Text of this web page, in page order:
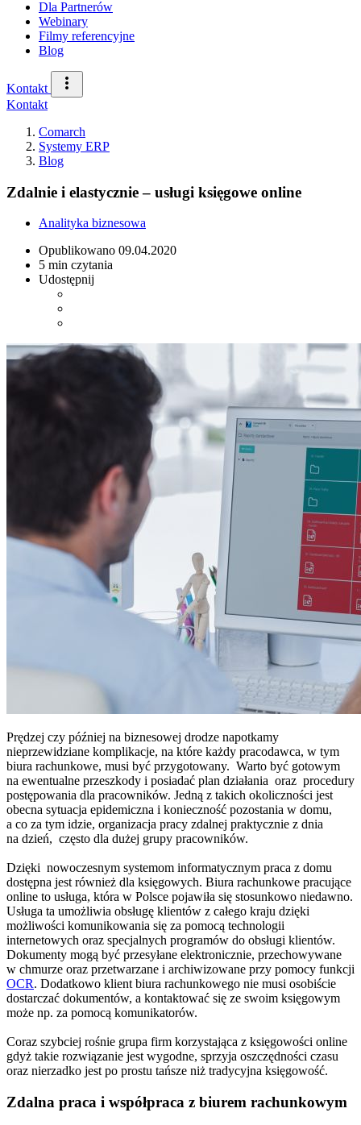
Dla Partnerów
Webinary
Filmy referencyjne
Blog
Kontakt
Kontakt
Comarch
Systemy ERP
Blog
Zdalnie i elastycznie – usługi księgowe online
Analityka biznesowa
Opublikowano 09.04.2020
5 min czytania
Udostępnij
Prędzej czy później na biznesowej drodze napotkamy
nieprzewidziane komplikacje, na które każdy pracodawca, w tym
biura rachunkowe, musi być przygotowany. Warto być gotowym
na ewentualne przeszkody i posiadać plan działania oraz procedury
postępowania dla pracowników. Jedną z takich okoliczności jest
obecna sytuacja epidemiczna i konieczność pozostania w domu,
a co za tym idzie, organizacja pracy zdalnej praktycznie z dnia
na dzień, często dla dużej grupy pracowników.
Dzięki nowoczesnym systemom informatycznym praca z domu
dostępna jest również dla księgowych. Biura rachunkowe pracujące
online to usługa, która w Polsce pojawiła się stosunkowo niedawno.
Usługa ta umożliwia obsługę klientów z całego kraju dzięki
możliwości komunikowania się za pomocą technologii
internetowych oraz specjalnych programów do obsługi klientów.
Dokumenty mogą być przesyłane elektronicznie, przechowywane
w chmurze oraz przetwarzane i archiwizowane przy pomocy funkcji
OCR. Dodatkowo klient biura rachunkowego nie musi osobiście
dostarczać dokumentów, a kontaktować się ze swoim księgowym
może np. za pomocą komunikatorów.
Coraz szybciej rośnie grupa firm korzystająca z księgowości online
gdyż takie rozwiązanie jest wygodne, sprzyja oszczędności czasu
oraz nierzadko jest po prostu tańsze niż tradycyjna księgowość.
Zdalna praca i współpraca z biurem rachunkowym